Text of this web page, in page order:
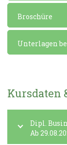
Broschüre
Unterlagen
Kursdaten
Dipl.
Ab